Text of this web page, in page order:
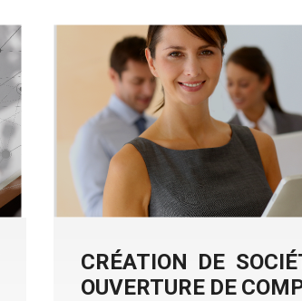
CRÉATION DE
OUVERTURE DE